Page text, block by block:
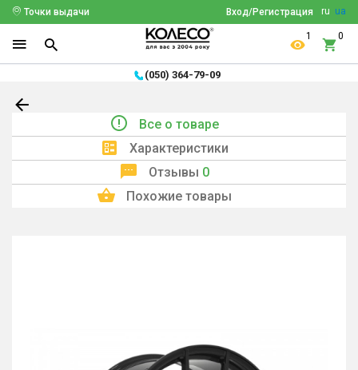
ru ua
Вход/Регистрация
Точки выдачи
1 0
(050) 364-79-09
Все о товаре
Характеристики
Отзывы 0
Похожие товары